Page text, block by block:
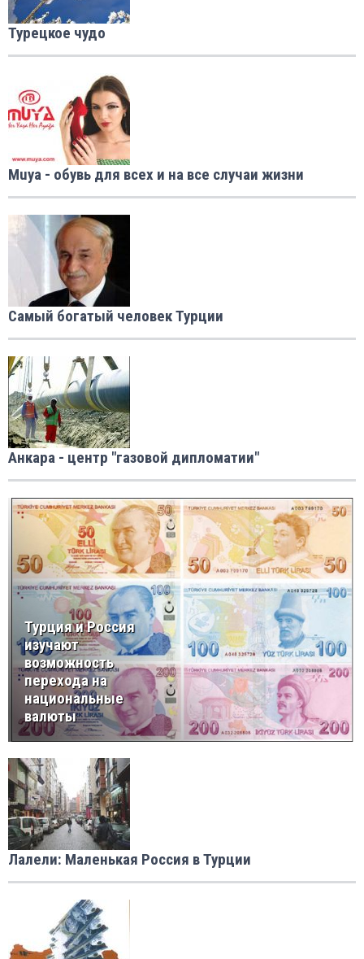
Турецкое чудо
Muya - обувь для всех и на все случаи жизни
Самый богатый человек Турции
Анкара - центр "газовой дипломатии"
Турция и Россия
изучают
возможность
перехода на
национальные
валюты
Лалели: Маленькая Россия в Турции